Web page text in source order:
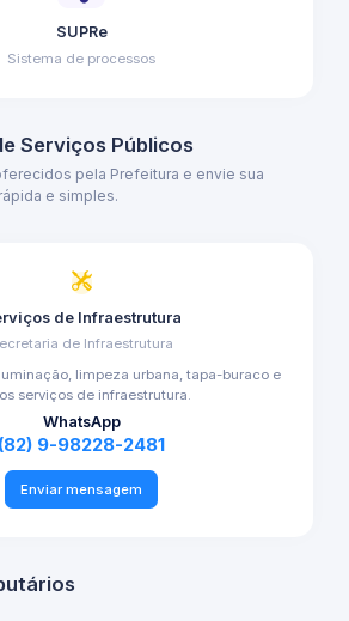
SUPRe
Sistema de processos
Serviços Públicos
pela Prefeitura e envie sua
e simples.
de Infraestrutura
de Infraestrutura
limpeza urbana, tapa-buraco e
serviços de infraestrutura.
WhatsApp
(82) 9-98228-2481
Enviar mensagem